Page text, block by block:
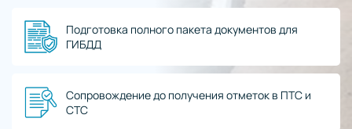
Подготовка полного пакета документов для
ГИБДД
Сопровождение до получения отметок в ПТС и
СТС